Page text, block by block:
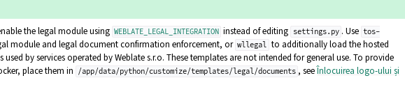
the legal module using WEBLATE_LEGAL_INTEGRATION instead of editing settings.py . Use tos-
module and legal document confirmation enforcement, or wllegal to additionally load the hosted
by services operated by Weblate s.r.o. These templates are not intended for general use. To provide
place them in
/app/data/python/customize/templates/legal/documents , seeÎnlocuirea logo-ului și